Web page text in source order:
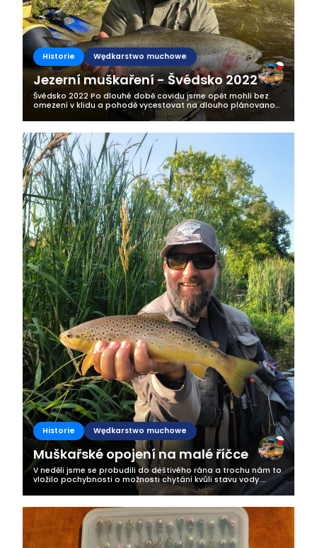
Historie Wędkarstwo muchowe
Jezerní muškaření - Švédsko 2022
Švédsko 2022 Po dlouhé době covidu jsme opět mohli bez
omezení v klidu a pohodě vycestovat na dlouho plánovanou
rybářskou výpravu do Švédska. Letos to byla už třetí moje
výprava na sever Evropy....
Historie Wędkarstwo muchowe
Muškařské opojení na malé říčce
V neděli jsme se probudili do deštivého rána a trochu nám to
vložilo pochybnosti o možnosti chytání kvůli stavu vody.
Nicméně v poledne se vyčasilo a my jsme s radostí vyrazili na
MP říčku....